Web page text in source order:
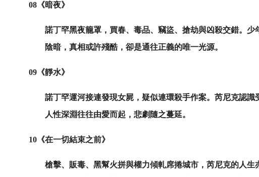
08 《暗夜》
諾丁罕黑夜籠罩，買春、毒品、竊盜、搶劫與凶殺交錯。
陰暗，真相或許殘酷，卻是通往正義的唯一光源。
09 《靜水》
諾丁罕運河接連發現女屍，疑似連環殺手作案。芮尼克認
人性深淵往往由愛而起，悲劇隨之蔓延。
10 《在一切結束之前》
槍擊、販毒、黑幫火拼與權力傾軋席捲城市，芮尼克的人